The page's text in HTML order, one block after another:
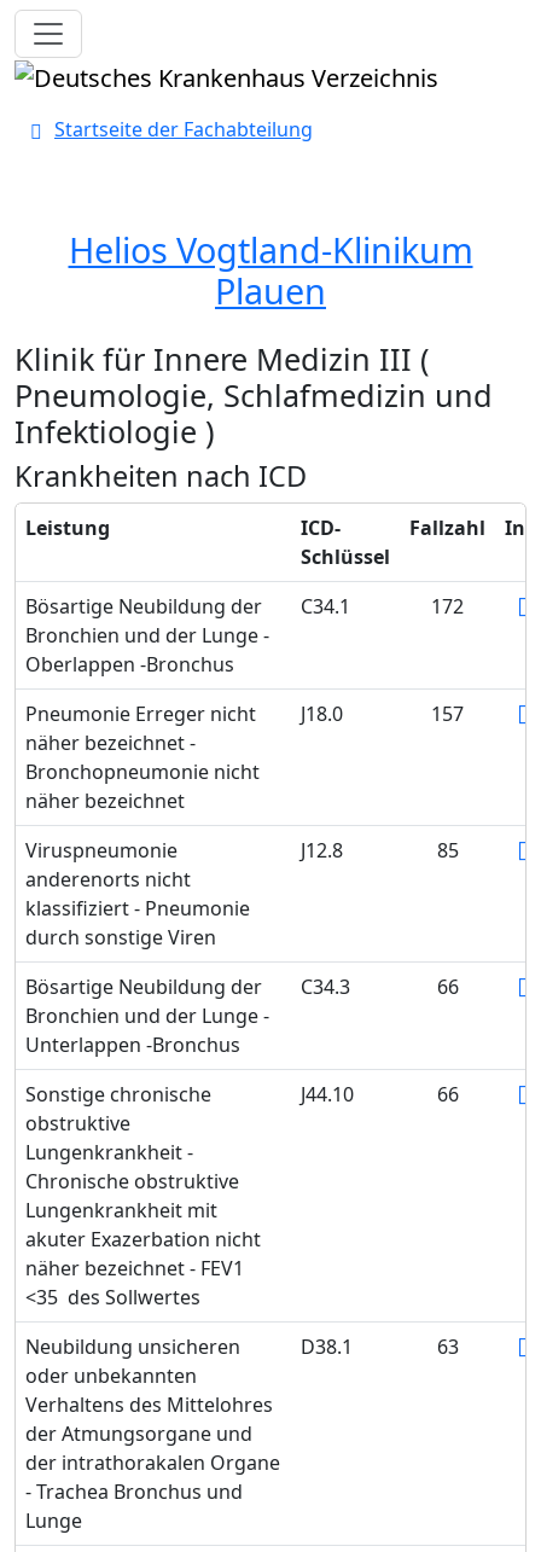
Toggle navigation
Startseite der Fachabteilung
Helios Vogtland-Klinikum
Plauen
Klinik für Innere Medizin III (
Pneumologie, Schlafmedizin und
Infektiologie )
Krankheiten nach ICD
Leistung
ICD-
Schlüssel
Fallzahl
Bösartige Neubildung der
Bronchien und der Lunge -
Oberlappen -Bronchus
C34.1 172
Pneumonie Erreger nicht
näher bezeichnet -
Bronchopneumonie nicht
näher bezeichnet
J18.0 157
Viruspneumonie
anderenorts nicht
klassifiziert - Pneumonie
durch sonstige Viren
J12.8 85
Bösartige Neubildung der
Bronchien und der Lunge -
Unterlappen -Bronchus
C34.3 66
Sonstige chronische
obstruktive
Lungenkrankheit -
Chronische obstruktive
Lungenkrankheit mit
akuter Exazerbation nicht
näher bezeichnet - FEV1
<35 des Sollwertes
J44.10 66
Neubildung unsicheren
oder unbekannten
Verhaltens des Mittelohres
der Atmungsorgane und
der intrathorakalen Organe
- Trachea Bronchus und
Lunge
D38.1 63